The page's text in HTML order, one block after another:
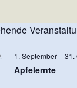
1. September–31.
Apfelernte